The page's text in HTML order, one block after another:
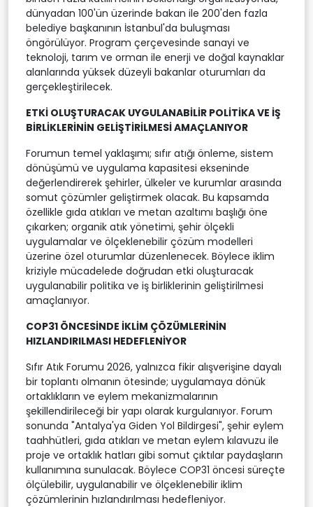
dünyadan 100'ün üzerinde bakan ile 200'den fazla
belediye başkanının İstanbul'da buluşması
öngörülüyor. Program çerçevesinde sanayi ve
teknoloji, tarım ve orman ile enerji ve doğal kaynaklar
alanlarında yüksek düzeyli bakanlar oturumları da
gerçekleştirilecek.
ETKİ OLUŞTURACAK UYGULANABİLİR POLİTİKA VE İŞ
BİRLİKLERİNİN GELİŞTİRİLMESİ AMAÇLANIYOR
Forumun temel yaklaşımı; sıfır atığı önleme, sistem
dönüşümü ve uygulama kapasitesi ekseninde
değerlendirerek şehirler, ülkeler ve kurumlar arasında
somut çözümler geliştirmek olacak. Bu kapsamda
özellikle gıda atıkları ve metan azaltımı başlığı öne
çıkarken; organik atık yönetimi, şehir ölçekli
uygulamalar ve ölçeklenebilir çözüm modelleri
üzerine özel oturumlar düzenlenecek. Böylece iklim
kriziyle mücadelede doğrudan etki oluşturacak
uygulanabilir politika ve iş birliklerinin geliştirilmesi
amaçlanıyor.
COP31 ÖNCESİNDE İKLİM ÇÖZÜMLERİNİN
HIZLANDIRILMASI HEDEFLENİYOR
Sıfır Atık Forumu 2026, yalnızca fikir alışverişine dayalı
bir toplantı olmanın ötesinde; uygulamaya dönük
ortaklıkların ve eylem mekanizmalarının
şekillendirileceği bir yapı olarak kurgulanıyor. Forum
sonunda "Antalya'ya Giden Yol Bildirgesi", şehir eylem
taahhütleri, gıda atıkları ve metan eylem kılavuzu ile
proje ve ortaklık hatları gibi somut çıktılar paydaşların
kullanımına sunulacak. Böylece COP31 öncesi süreçte
ölçülebilir, uygulanabilir ve ölçeklenebilir iklim
çözümlerinin hızlandırılması hedefleniyor.